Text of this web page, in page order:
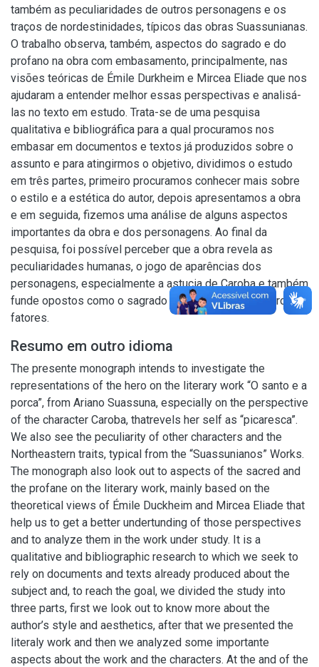
também as peculiaridades de outros personagens e os
traços de nordestinidades, típicos das obras Suassunianas.
O trabalho observa, também, aspectos do sagrado e do
profano na obra com embasamento, principalmente, nas
visões teóricas de Émile Durkheim e Mircea Eliade que nos
ajudaram a entender melhor essas perspectivas e analisá-
las no texto em estudo. Trata-se de uma pesquisa
qualitativa e bibliográfica para a qual procuramos nos
embasar em documentos e textos já produzidos sobre o
assunto e para atingirmos o objetivo, dividimos o estudo
em três partes, primeiro procuramos conhecer mais sobre
o estilo e a estética do autor, depois apresentamos a obra
e em seguida, fizemos uma análise de alguns aspectos
importantes da obra e dos personagens. Ao final da
pesquisa, foi possível perceber que a obra revela as
peculiaridades humanas, o jogo de aparências dos
personagens, especialmente a astucia de Caroba e também
funde opostos como o sagrado e o profano, entre outros
fatores.
Resumo em outro idioma
The presente monograph intends to investigate the
representations of the hero on the literary work “O santo e a
porca”, from Ariano Suassuna, especially on the perspective
of the character Caroba, thatrevels her self as “picaresca”.
We also see the peculiarity of other characters and the
Northeastern traits, typical from the “Suassunianos” Works.
The monograph also look out to aspects of the sacred and
the profane on the literary work, mainly based on the
theoretical views of Émile Duckheim and Mircea Eliade that
help us to get a better undertunding of those perspectives
and to analyze them in the work under study. It is a
qualitative and bibliographic research to which we seek to
rely on documents and texts already produced about the
subject and, to reach the goal, we divided the study into
three parts, first we look out to know more about the
author’s style and aesthetics, after that we presented the
literaly work and then we analyzed some importante
aspects about the work and the characters. At the and of the